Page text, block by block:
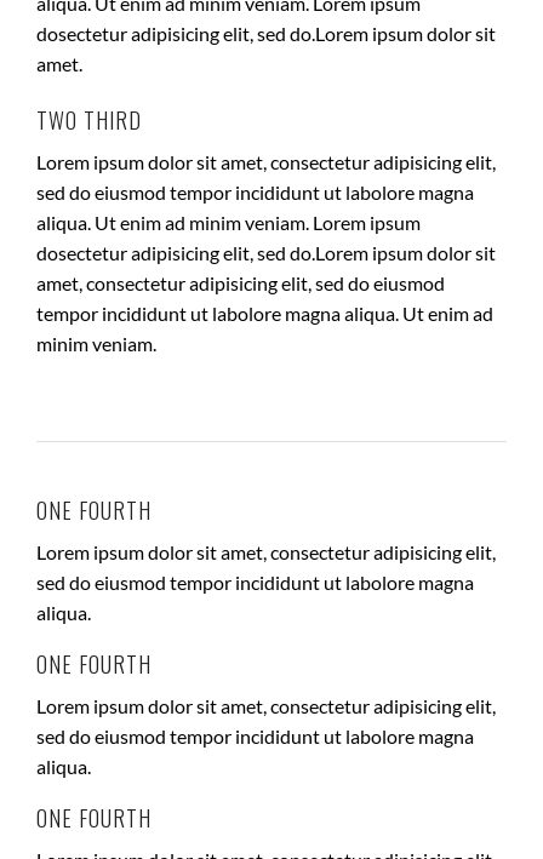
dosectetur adipisicing elit, sed do.Lorem ipsum dolor sit
amet.
TWO THIRD
Lorem ipsum dolor sit amet, consectetur adipisicing elit,
sed do eiusmod tempor incididunt ut labolore magna
aliqua. Ut enim ad minim veniam. Lorem ipsum
dosectetur adipisicing elit, sed do.Lorem ipsum dolor sit
amet, consectetur adipisicing elit, sed do eiusmod
tempor incididunt ut labolore magna aliqua. Ut enim ad
minim veniam.
ONE FOURTH
Lorem ipsum dolor sit amet, consectetur adipisicing elit,
sed do eiusmod tempor incididunt ut labolore magna
aliqua.
ONE FOURTH
Lorem ipsum dolor sit amet, consectetur adipisicing elit,
sed do eiusmod tempor incididunt ut labolore magna
aliqua.
ONE FOURTH